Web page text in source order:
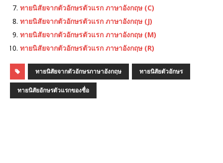
ทายนิสัยจากตัวอักษรตัวแรก ภาษาอังกฤษ (C)
ทายนิสัยจากตัวอักษรตัวแรก ภาษาอังกฤษ (J)
ทายนิสัยจากตัวอักษรตัวแรก ภาษาอังกฤษ (M)
ทายนิสัยจากตัวอักษรตัวแรก ภาษาอังกฤษ (R)
ทายนิสัยจากตัวอักษรภาษาอังกฤษ ทายนิสัยตัวอักษร
ทายนิสัยอักษรตัวแรกของชื่อ